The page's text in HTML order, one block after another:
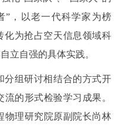
”，以老一代科学家为榜
化为抢占空天信息领域科
立自强的具体实践。
分组研讨相结合的方式开
的形式检验学习成果。
物理研究院原副院长尚林